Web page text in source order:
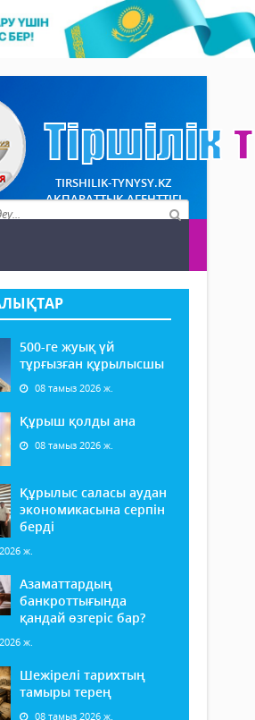
TIRSHILIK-TYNYSY.KZ
АҚПАРАТТЫҚ АГЕНТТІГІ
500-ге жуық үй
тұрғызған құрылысшы
08 тамыз 2026 ж.
Құрыш қолды ана
08 тамыз 2026 ж.
Құрылыс саласы аудан
экономикасына серпін
берді
ж.
Азаматтардың
банкроттығында
қандай өзгеріс бар?
ж.
Шежірелі тарихтың
тамыры терең
08 тамыз 2026 ж.